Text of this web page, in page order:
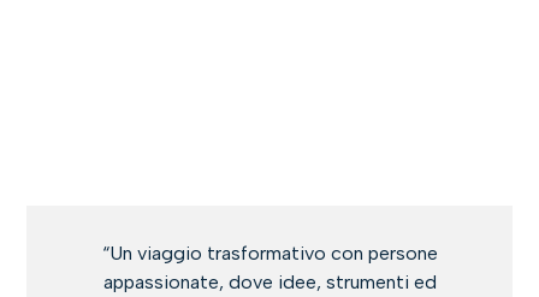
“Un viaggio trasformativo con persone
appassionate, dove idee, strumenti ed